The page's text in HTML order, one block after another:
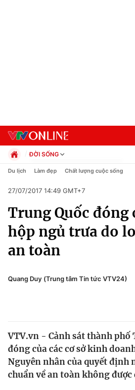
Chuyên mục
Chính trị
Xã hội
Pháp luật
Thế giới
Tin tức
Thế giới đó đây
Kinh tế
ĐỜI SỐNG
Chính trị
Pháp luật
Kinh tế
Thể thao
Truyền hình
Văn hóa - Giải trí
Công nghệ
Du lịch Làm đẹp Chất lượng cuộc sống
27/07/2017 14:49 GMT+7
Trung Quốc đóng
hộp ngủ trưa do
an toàn
Quang Duy (Trung tâm Tin tức VTV24)
VTV.vn - Cảnh sát thành phố
đóng của các cơ sở kinh
Nguyên nhân của quyết định
chuẩn về an toàn không được